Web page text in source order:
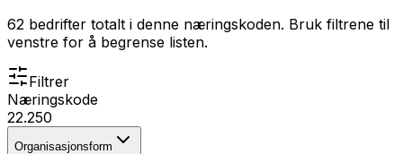
62 bedrifter totalt i denne næringskoden. Bruk filtrene til
venstre for å begrense listen.
Filtrer
Næringskode
22.250
Organisasjonsform